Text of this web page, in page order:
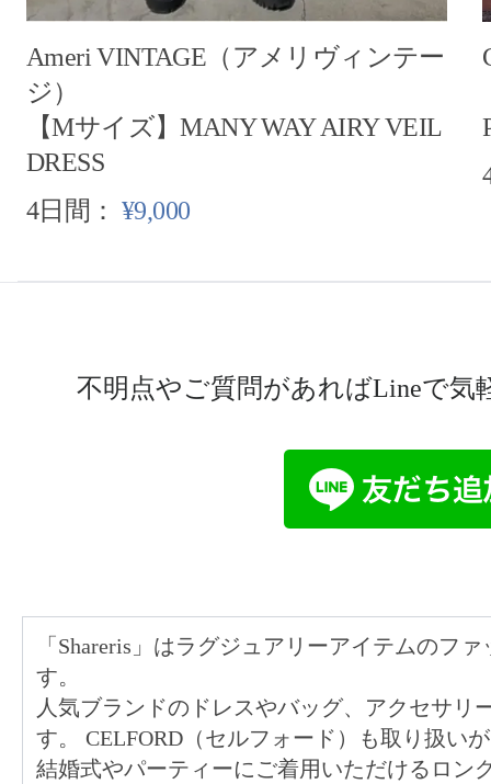
Ameri VINTAGE（アメリヴィンテー
ジ）
【Mサイズ】MANY WAY AIRY VEIL
DRESS
4日間： ¥9,000
不明点やご質問があればLineで気
「Shareris」はラグジュアリーアイテムのフ
す。
人気ブランドのドレスやバッグ、アクセサリ
す。 CELFORD（セルフォード）も取り扱い
結婚式やパーティーにご着用いただけるロン